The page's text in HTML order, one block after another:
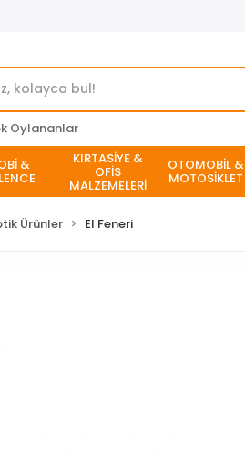
Oylananlar
& KIRTASİYE &
OFİS
MALZEMELERİ
OTOMOBİL &
MOTOSİKLET
Ürünler El Feneri